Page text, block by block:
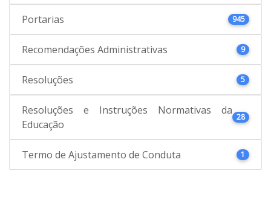
Portarias 945
Recomendações Administrativas 9
Resoluções 5
Resoluções e Instruções Normativas da
Educação
28
Termo de Ajustamento de Conduta 1